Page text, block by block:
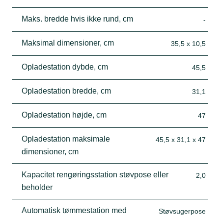
Maks. bredde hvis ikke rund, cm -
Maksimal dimensioner, cm 35,5 x 10,5
Opladestation dybde, cm 45,5
Opladestation bredde, cm 31,1
Opladestation højde, cm 47
Opladestation maksimale
dimensioner, cm
45,5 x 31,1 x 47
Kapacitet rengøringsstation støvpose eller
beholder
2,0
Automatisk tømmestation med
Støvsugerpose